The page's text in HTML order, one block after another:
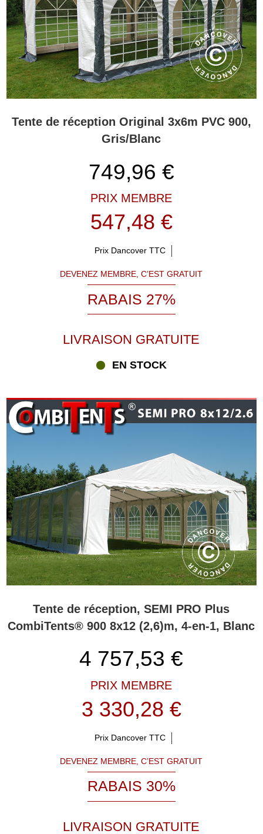
Tente de réception Original 3x6m PVC 900,
Gris/Blanc
749,96 €
PRIX MEMBRE
547,48 €
Prix Dancover TTC
DEVENEZ MEMBRE, C’EST GRATUIT
RABAIS 27%
LIVRAISON GRATUITE
EN STOCK
Tente de réception, SEMI PRO Plus
CombiTents® 900 8x12 (2,6)m, 4-en-1, Blanc
4 757,53 €
PRIX MEMBRE
3 330,28 €
Prix Dancover TTC
DEVENEZ MEMBRE, C’EST GRATUIT
RABAIS 30%
LIVRAISON GRATUITE